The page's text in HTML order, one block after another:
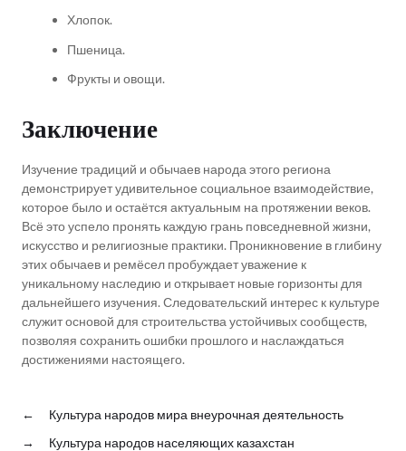
Хлопок.
Пшеница.
Фрукты и овощи.
Заключение
Изучение традиций и обычаев народа этого региона
демонстрирует удивительное социальное взаимодействие,
которое было и остаётся актуальным на протяжении веков.
Всё это успело пронять каждую грань повседневной жизни,
искусство и религиозные практики. Проникновение в глибину
этих обычаев и ремёсел пробуждает уважение к
уникальному наследию и открывает новые горизонты для
дальнейшего изучения. Следовательский интерес к культуре
служит основой для строительства устойчивых сообществ,
позволяя сохранить ошибки прошлого и наслаждаться
достижениями настоящего.
←
Культура народов мира внеурочная деятельность
→
Культура народов населяющих казахстан